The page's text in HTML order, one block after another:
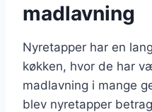
madlavning
Nyretapper har en
køkken, hvor de har
madlavning i mange
blev nyretapper